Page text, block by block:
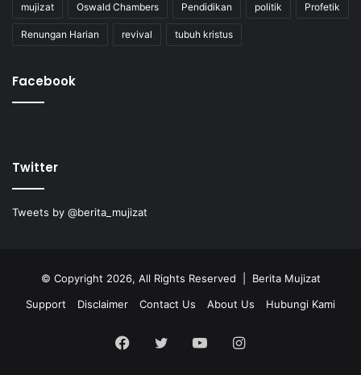
mujizat Oswald Chambers Pendidikan politik Profetik
Renungan Harian revival tubuh kristus
Facebook
Twitter
Tweets by @berita_mujizat
© Copyright 2026, All Rights Reserved | Berita Mujizat
Support
Disclaimer Contact Us About Us Hubungi Kami
Facebook
Twitter YouTubeInstagram